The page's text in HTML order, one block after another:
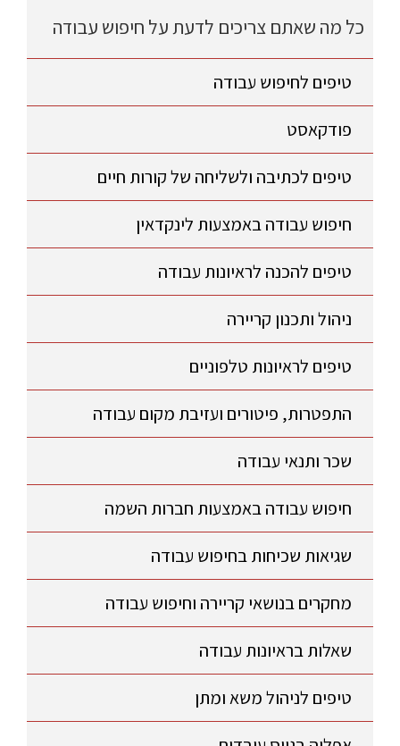
כל מה שאתם צריכים לדעת על חיפוש עבודה
טיפים לחיפוש עבודה
פודקאסט
טיפים לכתיבה ולשליחה של קורות חיים
חיפוש עבודה באמצעות לינקדאין
טיפים להכנה לראיונות עבודה
ניהול ותכנון קריירה
טיפים לראיונות טלפוניים
התפטרות, פיטורים ועזיבת מקום עבודה
שכר ותנאי עבודה
חיפוש עבודה באמצעות חברות השמה
שגיאות שכיחות בחיפוש עבודה
מחקרים בנושאי קריירה וחיפוש עבודה
שאלות בראיונות עבודה
טיפים לניהול משא ומתן